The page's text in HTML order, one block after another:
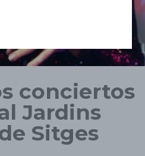
conciertos
Jardins
Sitges